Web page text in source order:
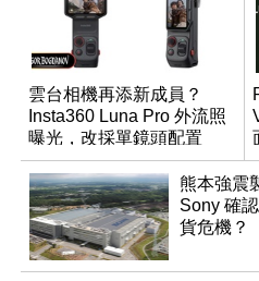
雲台相機再添新成員？
Insta360 Luna Pro 外流照
曝光，改採單鏡頭配置
熊本強震
Sony 確
貨危機？